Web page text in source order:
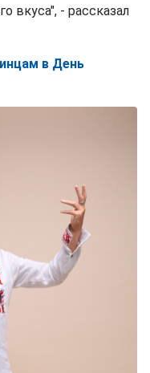
вкуса", - рассказал
в День